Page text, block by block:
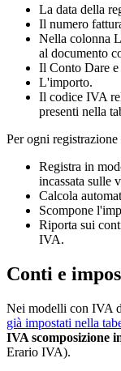
La data della
Il numero
Nella colonna
al documento
Il Conto Dare
L'importo.
Il codice IVA
presenti nella
Per ogni
Registra in
incassata sulle
Calcola
Scompone
Riporta sui
IVA.
Conti e
Nei modelli con IVA
già impostati nella
IVA scomposizione
Erario IVA).